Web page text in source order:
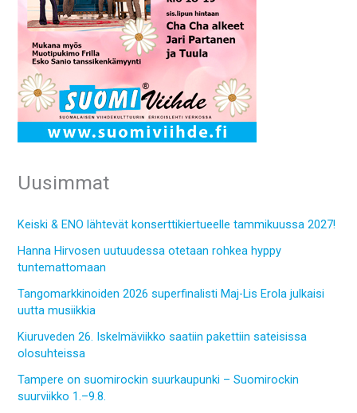
Uusimmat
Keiski & ENO lähtevät konserttikiertueelle tammikuussa 2027!
Hanna Hirvosen uutuudessa otetaan rohkea hyppy
tuntemattomaan
Tangomarkkinoiden 2026 superfinalisti Maj-Lis Erola julkaisi
uutta musiikkia
Kiuruveden 26. Iskelmäviikko saatiin pakettiin sateisissa
olosuhteissa
Tampere on suomirockin suurkaupunki – Suomirockin
suurviikko 1.–9.8.